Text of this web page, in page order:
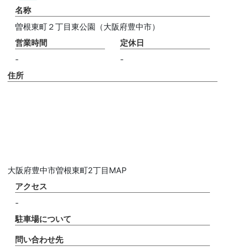
名称
曽根東町２丁目東公園（大阪府豊中市）
営業時間
-
定休日
-
住所
大阪府豊中市曽根東町2丁目MAP
アクセス
-
駐車場について
問い合わせ先